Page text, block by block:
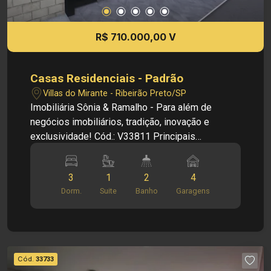
R$ 710.000,00 V
Casas Residenciais - Padrão
Villas do Mirante - Ribeirão Preto/SP
Imobiliária Sônia & Ramalho - Para além de
negócios imobiliários, tradição, inovação e
exclusividade! Cód.: V33811 Principais
com pé direito duplo - Banheiro social - 3
dormitórios sendo 1 suite - Cozinha - Área de
lazer com churrasqueira - Área de serviço - 4
vagas de garagem Informações bônus: -
área construída Investimento de Venda: R$
710.000,00 Obs.: a imobiliária se reserva o direito
3
Dorm.
1
Suite
2
Banho
4
Garagens
Cód. 33733